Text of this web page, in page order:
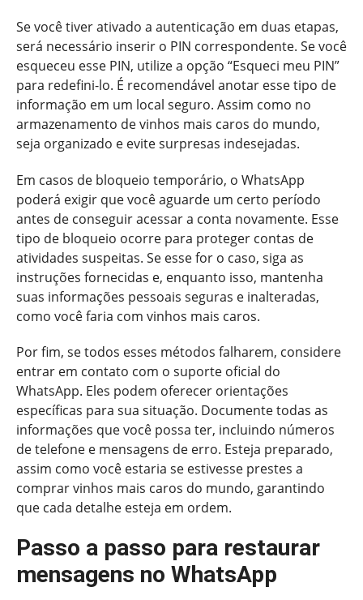
Se você tiver ativado a autenticação em duas etapas,
será necessário inserir o PIN correspondente. Se você
esqueceu esse PIN, utilize a opção “Esqueci meu PIN”
para redefini-lo. É recomendável anotar esse tipo de
informação em um local seguro. Assim como no
armazenamento de vinhos mais caros do mundo,
seja organizado e evite surpresas indesejadas.
Em casos de bloqueio temporário, o WhatsApp
poderá exigir que você aguarde um certo período
antes de conseguir acessar a conta novamente. Esse
tipo de bloqueio ocorre para proteger contas de
atividades suspeitas. Se esse for o caso, siga as
instruções fornecidas e, enquanto isso, mantenha
suas informações pessoais seguras e inalteradas,
como você faria com vinhos mais caros.
Por fim, se todos esses métodos falharem, considere
entrar em contato com o suporte oficial do
WhatsApp. Eles podem oferecer orientações
específicas para sua situação. Documente todas as
informações que você possa ter, incluindo números
de telefone e mensagens de erro. Esteja preparado,
assim como você estaria se estivesse prestes a
comprar vinhos mais caros do mundo, garantindo
que cada detalhe esteja em ordem.
Passo a passo para restaurar
mensagens no WhatsApp